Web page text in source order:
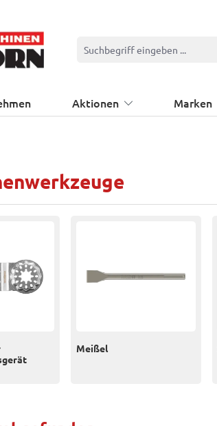
Aktionen Marken
Meißel